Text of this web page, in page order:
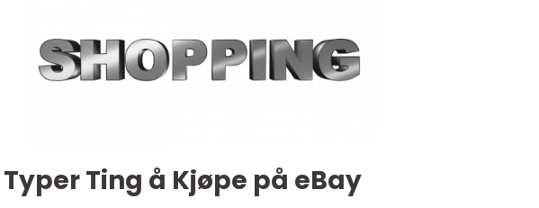
Ting å Kjøpe på eBay